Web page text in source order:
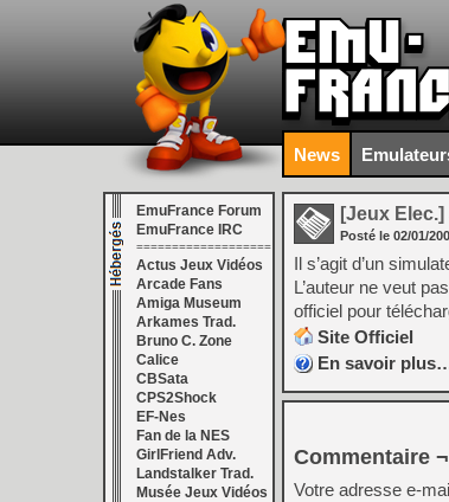
News
EmuFrance Forum
EmuFrance IRC
===================
Actus Jeux Vidéos
Arcade Fans
Amiga Museum
Arkames Trad.
Bruno C. Zone
Calice
CBSata
CPS2Shock
EF-Nes
Fan de la NES
GirlFriend Adv.
Landstalker Trad.
Musée Jeux Vidéos
[Jeux Elec.]
Posté le 02/01/
Il s’agit d’un
L’auteur ne veut
officiel pour
Site Officiel
En savoir
Commentaire ¬
Votre adresse e-